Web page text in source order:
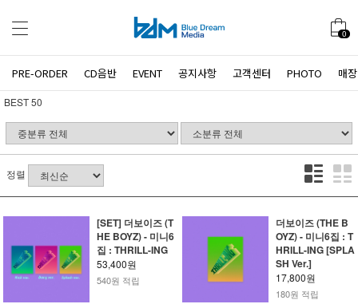
0
PRE-ORDER CD음반 EVENT 공지사항 고객센터 PHOTO 매
BEST 50
정렬
[SET] 더보이즈 (T
HE BOYZ) - 미니6
집 : THRILL-ING
53,400원
540원 적립
더보이즈 (THE B
OYZ) - 미니6집 : T
HRILL-ING [SPLA
SH Ver.]
17,800원
180원 적립